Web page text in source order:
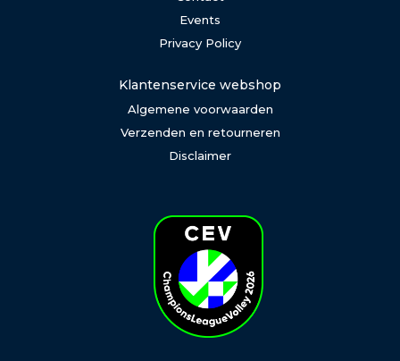
Events
Privacy Policy
Klantenservice webshop
Algemene voorwaarden
Verzenden en retourneren
Disclaimer